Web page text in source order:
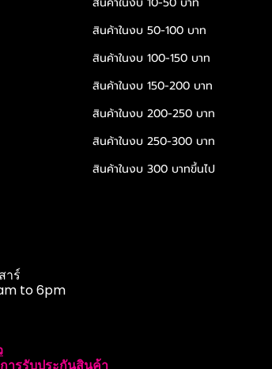
สินค้าในงบ 50-100 บาท
สินค้าในงบ 100-150 บาท
สินค้าในงบ 150-200 บาท
สินค้าในงบ 200-250 บาท
สินค้าในงบ 250-300 บาท
สินค้าในงบ 300 บาทขึ้นไป
าร์
to 6pm
ารรับประกันสินค้า